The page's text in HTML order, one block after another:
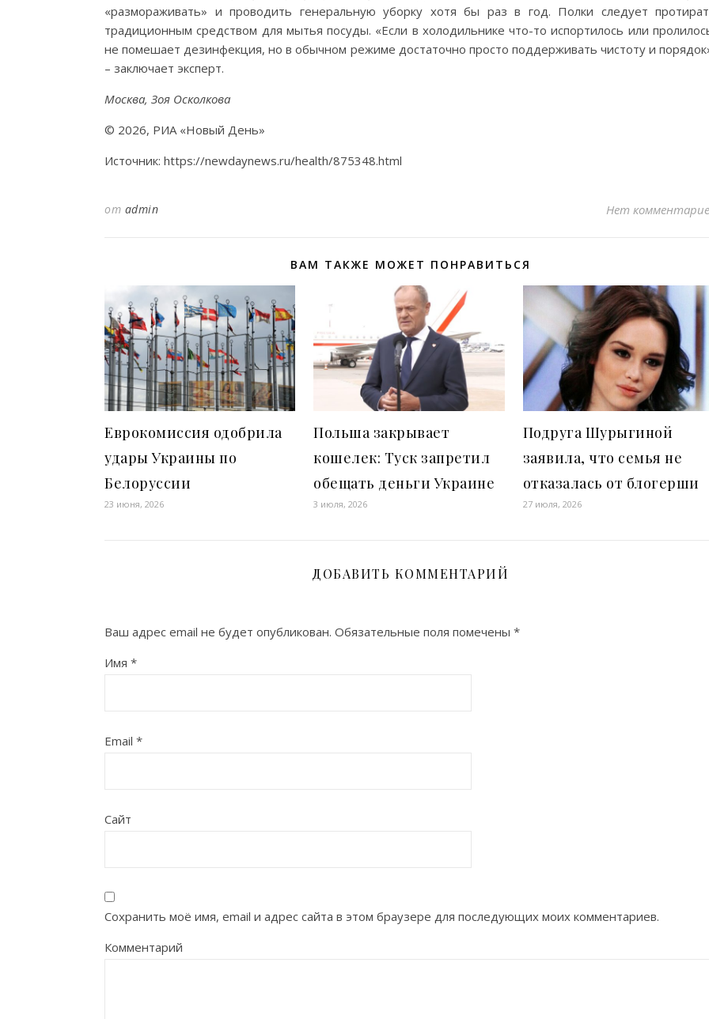
«размораживать» и проводить генеральную уборку хотя бы раз в год. Полки следует
традиционным средством для мытья посуды. «Если в холодильнике что-то испортилось или
не помешает дезинфекция, но в обычном режиме достаточно просто поддерживать чистоту и
– заключает эксперт.
Москва, Зоя Осколкова
© 2026, РИА «Новый День»
Источник: https://newdaynews.ru/health/875348.html
от admin Нет
ВАМ ТАКЖЕ МОЖЕТ ПОНРАВИТЬСЯ
Еврокомиссия одобрила
удары Украины по
Белоруссии
23 июня, 2026
Польша закрывает
кошелек: Туск запретил
обещать деньги Украине
3 июля, 2026
Подруга Шурыгиной
заявила, что семья не
отказалась от блогерши
27 июля, 2026
ДОБАВИТЬ КОММЕНТАРИЙ
Ваш адрес email не будет опубликован. Обязательные поля помечены *
Имя *
Email *
Сайт
Сохранить моё имя, email и адрес сайта в этом браузере для последующих моих комментариев.
Комментарий